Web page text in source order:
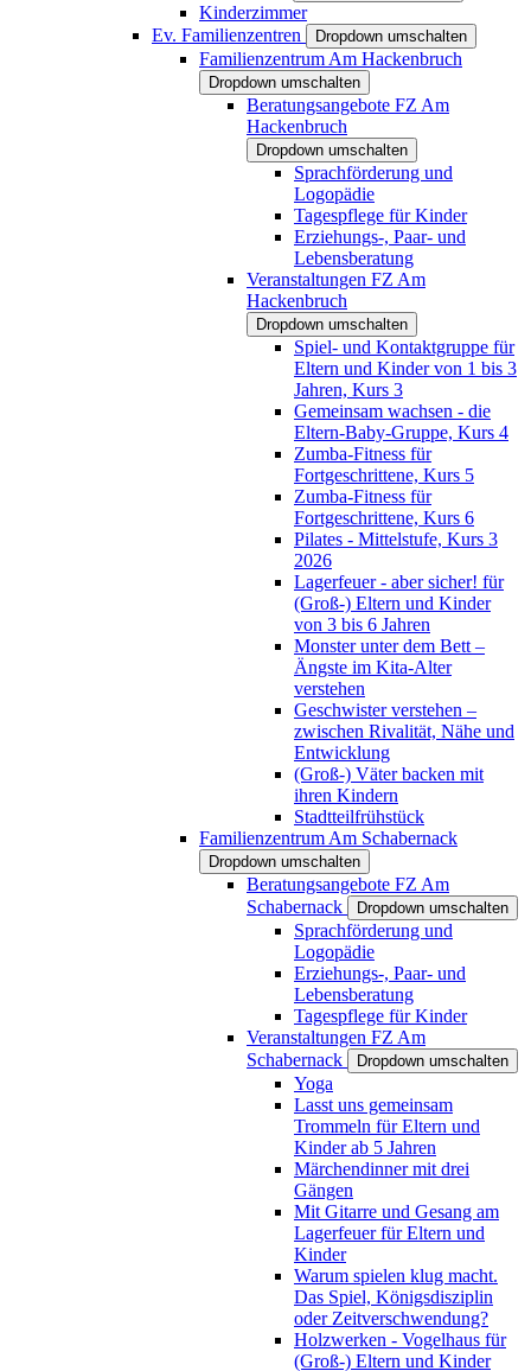
Kinderzimmer
Ev. Familienzentren
Dropdown umschalten
Familienzentrum Am Hackenbruch
Dropdown umschalten
Beratungsangebote FZ Am
Hackenbruch
Dropdown umschalten
Sprachförderung und
Logopädie
Tagespflege für Kinder
Erziehungs-, Paar- und
Lebensberatung
Veranstaltungen FZ Am
Hackenbruch
Dropdown umschalten
Spiel- und Kontaktgruppe für
Eltern und Kinder von 1 bis 3
Jahren, Kurs 3
Gemeinsam wachsen - die
Eltern-Baby-Gruppe, Kurs 4
Zumba-Fitness für
Fortgeschrittene, Kurs 5
Zumba-Fitness für
Fortgeschrittene, Kurs 6
Pilates - Mittelstufe, Kurs 3
2026
Lagerfeuer - aber sicher! für
(Groß-) Eltern und Kinder
von 3 bis 6 Jahren
Monster unter dem Bett –
Ängste im Kita-Alter
verstehen
Geschwister verstehen –
zwischen Rivalität, Nähe und
Entwicklung
(Groß-) Väter backen mit
ihren Kindern
Stadtteilfrühstück
Familienzentrum Am Schabernack
Dropdown umschalten
Beratungsangebote FZ Am
Schabernack
Dropdown umschalten
Sprachförderung und
Logopädie
Erziehungs-, Paar- und
Lebensberatung
Tagespflege für Kinder
Veranstaltungen FZ Am
Schabernack
Dropdown umschalten
Yoga
Lasst uns gemeinsam
Trommeln für Eltern und
Kinder ab 5 Jahren
Märchendinner mit drei
Gängen
Mit Gitarre und Gesang am
Lagerfeuer für Eltern und
Kinder
Warum spielen klug macht.
Das Spiel, Königsdisziplin
oder Zeitverschwendung?
Holzwerken - Vogelhaus für
(Groß-) Eltern und Kinder